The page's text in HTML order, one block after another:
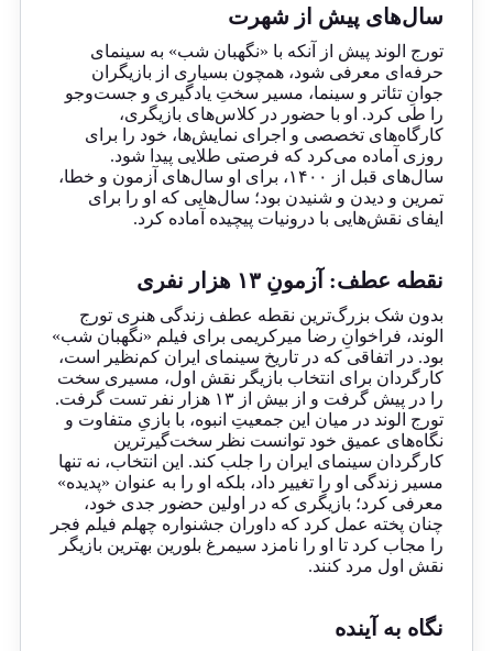
سال‌های پیش از شهرت
تورج الوند پیش از آنکه با «نگهبان شب» به سینمای
حرفه‌ای معرفی شود، همچون بسیاری از بازیگران
جوانِ تئاتر و سینما، مسیر سختِ یادگیری و جست‌وجو
را طی کرد. او با حضور در کلاس‌های بازیگری،
کارگاه‌های تخصصی و اجرای نمایش‌ها، خود را برای
روزی آماده می‌کرد که فرصتی طلایی پیدا شود.
سال‌های قبل از ۱۴۰۰، برای او سال‌های آزمون‌ و خطا،
تمرین و دیدن و شنیدن بود؛ سال‌هایی که او را برای
ایفای نقش‌هایی با درونیات پیچیده آماده کرد.
نقطه عطف: آزمونِ ۱۳ هزار نفری
بدون شک بزرگ‌ترین نقطه عطف زندگی هنری تورج
الوند، فراخوانِ رضا میرکریمی برای فیلم «نگهبان شب»
بود. در اتفاقی که در تاریخ سینمای ایران کم‌نظیر است،
کارگردان برای انتخاب بازیگر نقش اول، مسیری سخت
را در پیش گرفت و از بیش از ۱۳ هزار نفر تست گرفت.
تورج الوند در میان این جمعیتِ انبوه، با بازیِ متفاوت و
نگاه‌های عمیق خود توانست نظر سخت‌گیرترین
کارگردان سینمای ایران را جلب کند. این انتخاب، نه تنها
مسیر زندگی او را تغییر داد، بلکه او را به عنوان «پدیده»
معرفی کرد؛ بازیگری که در اولین حضور جدی خود،
چنان پخته عمل کرد که داوران جشنواره چهلم فیلم فجر
را مجاب کرد تا او را نامزد سیمرغ بلورین بهترین بازیگر
نقش اول مرد کنند.
نگاه به آینده